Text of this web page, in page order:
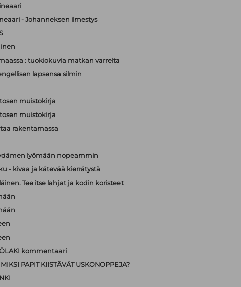
- Johanneksen ilmestys
: tuokiokuvia matkan varrelta
lapsensa silmin
muistokirja
muistokirja
rakentamassa
lyömään nopeammin
- kivaa ja kätevää kierrätystä
Tee itse lahjat ja kodin koristeet
kommentaari
PAPIT KIISTÄVÄT USKONOPPEJA?